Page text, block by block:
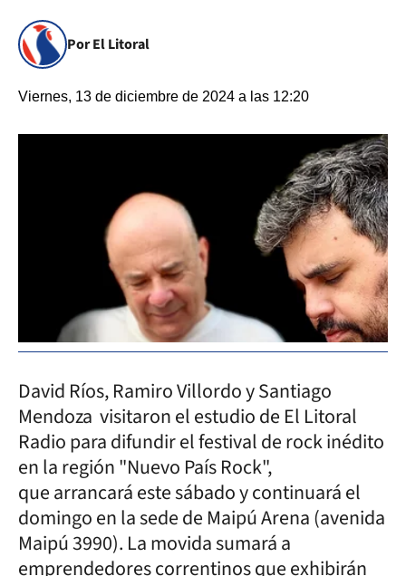
Por El Litoral
Viernes, 13 de diciembre de 2024 a las 12:20
David Ríos, Ramiro Villordo y Santiago
Mendoza visitaron el estudio de El Litoral
Radio para difundir el festival de rock inédito
en la región "Nuevo País Rock",
que arrancará este sábado y continuará el
domingo en la sede de Maipú Arena (avenida
Maipú 3990). La movida sumará a
emprendedores correntinos que exhibirán